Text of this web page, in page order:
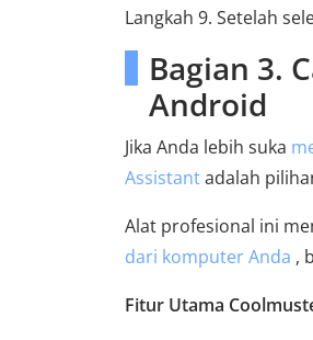
Langkah 9. Setelah
Bagian 3.
Android
Jika Anda lebih suka
Assistantadalah
Alat profesional ini
dari komputer Anda ,
Fitur Utama